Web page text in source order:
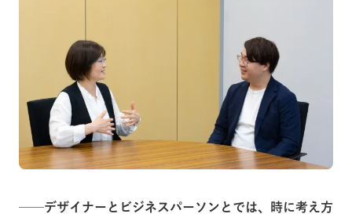
──デザイナーとビジネスパーソンとでは、時に考え方